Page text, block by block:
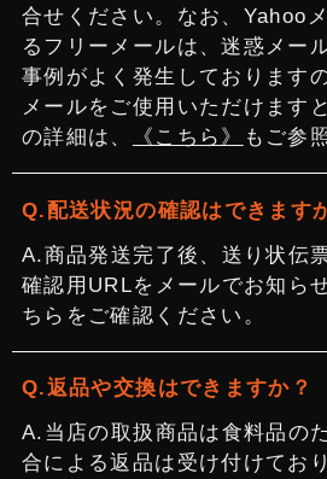
合せください。なお、Yahoo
るフリーメールは、迷惑メー
事例がよく発生しております
メールをご使用いただけます
の詳細は、
《こちら》 もご参
配送状況の確認はできます
商品発送完了後、送り状伝
確認用URLをメールでお知ら
ちらをご確認ください。
返品や交換はできますか？
当店の取扱商品は食料品の
合による返品は受け付けてお